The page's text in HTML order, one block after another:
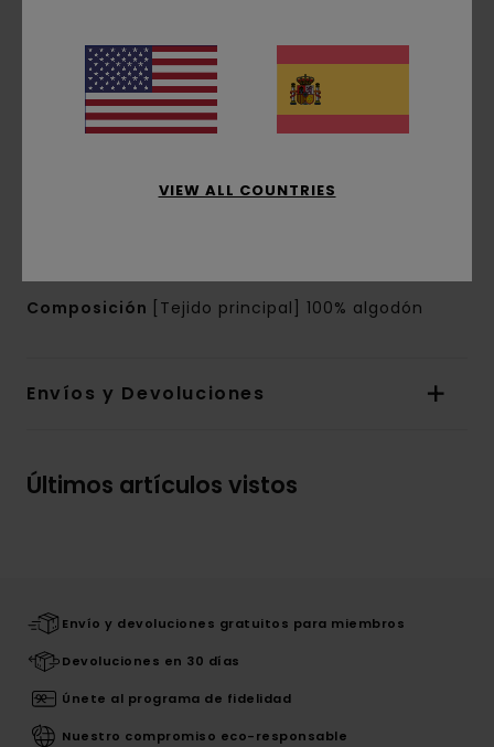
Bolsillos:bolsillo de parche en el pecho
Cierre:Cierre con solapa frontal y botones
Otros detalles:Minitrabilla para botón
Composición [Tejido principal] 100% algodón
Envíos y Devoluciones
Últimos artículos vistos
Envío y devoluciones gratuitos para miembros
Devoluciones en 30 días
Únete al programa de fidelidad
Nuestro compromiso eco-responsable
VIEW ALL COUNTRIES